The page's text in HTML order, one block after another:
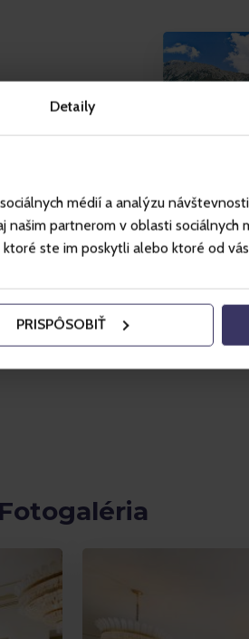
Detaily
médií a analýzu
partnerom v oblasti sociálnych
ste im poskytli alebo ktoré od
PRISPÔSOBIŤ
Fotogaléria